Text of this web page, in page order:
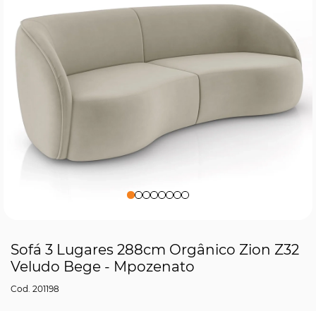
Sofá 3 Lugares 288cm Orgânico Zion Z32
Veludo Bege - Mpozenato
201198